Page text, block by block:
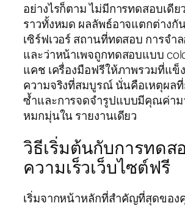
อย่างไรก็ตาม ไม่มีการทดสอบเดีย
ราวทั้งหมด ผลลัพธ์อาจแตกต่างกั
เซิร์ฟเวอร์ สถานที่ทดสอบ การจำ
และว่าหน้าเพจถูกทดสอบแบบ
แคช เครื่องมือฟรีให้ภาพรวมที่แข็
ความจริงที่สมบูรณ์ นั่นคือเหตุผล
ซ้ำและการจดจำรูปแบบมีคุณค่าม
หมกมุ่นใน รายงานเดียว
วิธีเริ่มต้นกับการทดส
ความเร็วเว็บไซต์ฟรี
เริ่มจากหน้าหลักที่สำคัญที่สุดขอ